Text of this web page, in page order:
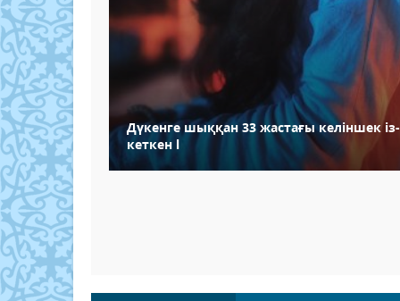
Дүкенге шыққан 33 жастағы келіншек
кеткен l